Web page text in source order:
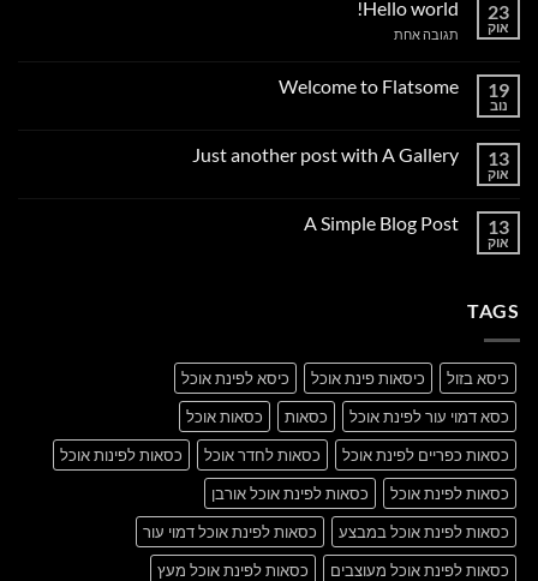
23
אוק
Hello world!
תגובה אחתעל
19
נוב
Welcome to Flatsome
Welcome
13
אוק
Just another post with A Gallery
Just
13
אוק
A Simple Blog Post
TAGS
כיסא בזול כיסאות פינת אוכל
כיסא לפינת אוכל
כסא דמוי עור לפינת אוכל
כסאות
כסאות אוכל
כסאות כפריים לפינת אוכל
כסאות לחדר אוכל
כסאות לפינות אוכל
כסאות לפינת אוכל
כסאות לפינת אוכל אורבן
כסאות לפינת אוכל במבצע
כסאות לפינת אוכל דמוי עור
כסאות לפינת אוכל מעוצבים
כסאות לפינת אוכל מעץ